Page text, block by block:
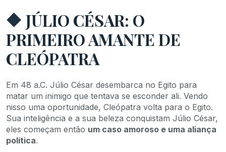
🔶 JÚLIO CÉSAR: O
PRIMEIRO AMANTE DE
CLEÓPATRA
Em 48 a.C. Júlio César desembarca no Egito para
matar um inimigo que tentava se esconder ali. Vendo
nisso uma oportunidade, Cleópatra volta para o Egito.
Sua inteligência e a sua beleza conquistam Júlio César,
eles começam então um caso amoroso e uma aliança
política.